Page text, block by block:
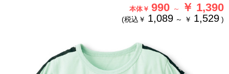
本体￥ 990 ～ ￥ 1,390
(税込￥ 1,089 ～ ￥ 1,529 )